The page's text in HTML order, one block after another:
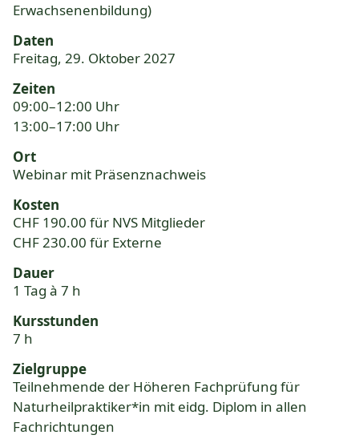
Erwachsenenbildung)
Daten
Freitag, 29. Oktober 2027
Zeiten
09:00–12:00 Uhr
13:00–17:00 Uhr
Ort
Webinar mit Präsenznachweis
Kosten
CHF 190.00 für NVS Mitglieder
CHF 230.00 für Externe
Dauer
1 Tag à 7 h
Kursstunden
7 h
Zielgruppe
Teilnehmende der Höheren Fachprüfung für
Naturheilpraktiker*in mit eidg. Diplom in allen
Fachrichtungen